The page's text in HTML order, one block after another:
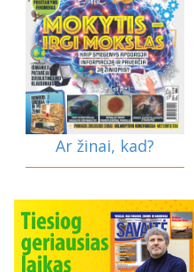
Ar žinai, kad?